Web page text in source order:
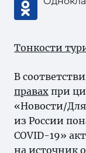
Тонкости
В
правах при
«Новости/
из России
COVID-19»
на источник